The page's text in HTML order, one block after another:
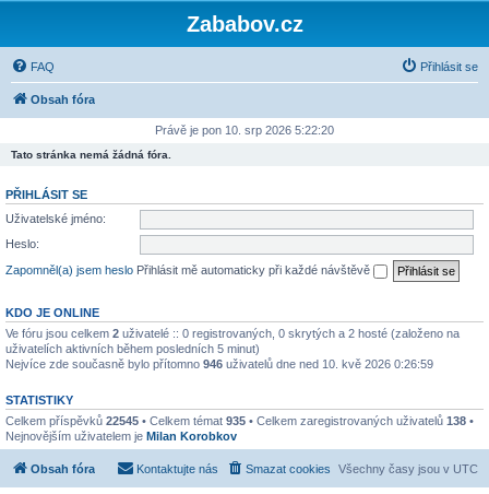
Zababov.cz
FAQ Přihlásit se
Obsah fóra
Právě je pon 10. srp 2026 5:22:20
Tato stránka nemá žádná fóra.
PŘIHLÁSIT SE
Uživatelské jméno:
Heslo:
Zapomněl(a) jsem heslo Přihlásit mě automaticky při každé návštěvě
KDO JE ONLINE
Ve fóru jsou celkem 2 uživatelé :: 0 registrovaných, 0 skrytých a 2 hosté (založeno na
uživatelích aktivních během posledních 5 minut)
Nejvíce zde současně bylo přítomno 946 uživatelů dne ned 10. kvě 2026 0:26:59
STATISTIKY
Celkem příspěvků 22545 • Celkem témat 935 • Celkem zaregistrovaných uživatelů 138 •
Nejnovějším uživatelem je Milan Korobkov
Obsah fóra Všechny časy jsou v UTC
Smazat cookies
Kontaktujte nás